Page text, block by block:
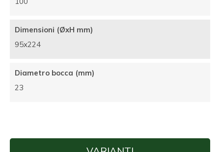
Dimensioni (ØxH mm)
95x224
Diametro bocca (mm)
23